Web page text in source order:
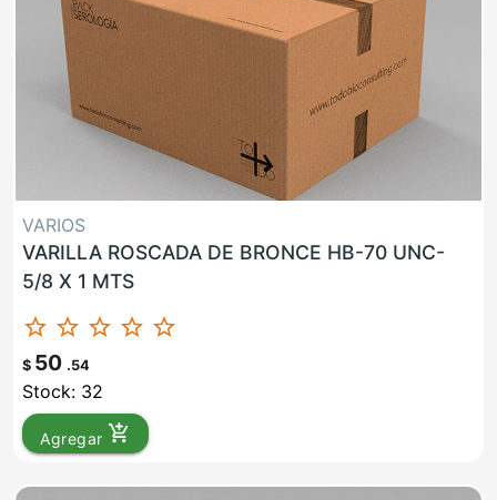
VARIOS
VARILLA ROSCADA DE BRONCE HB-70 UNC-
5/8 X 1 MTS
star_border star_border star_border star_border star_border
$ 50 .54
Stock: 32
Agregar add_shopping_cart